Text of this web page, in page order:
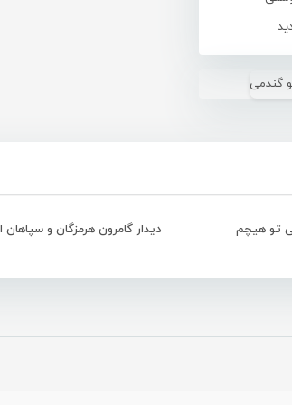
تو هیچم دیدار گامرون هرمزگان و